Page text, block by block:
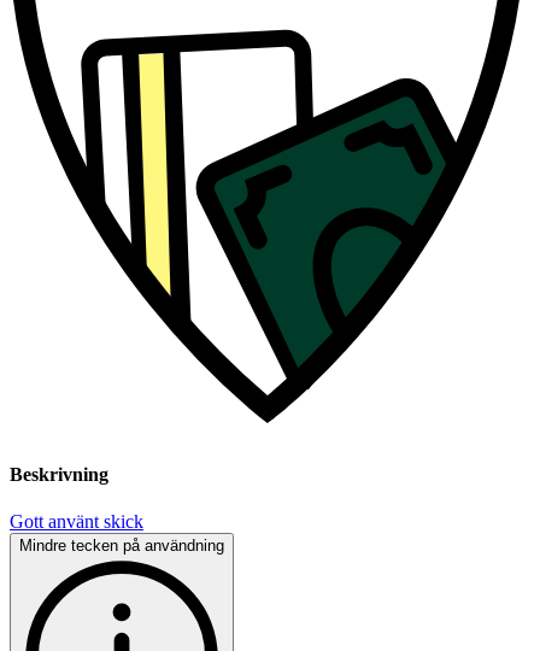
Beskrivning
Gott använt skick
Mindre tecken på användning